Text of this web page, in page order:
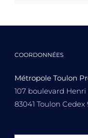
COORDONNÉES
Métropole Toulon
107 boulevard Henri
83041 Toulon Cedex